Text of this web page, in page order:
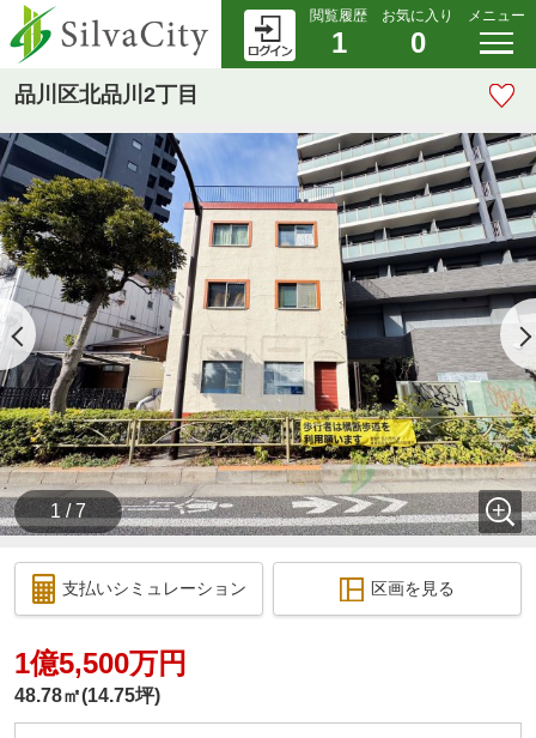
閲覧履歴
1
お気に入り
0
メニュー
品川区北品川2丁目
1 / 7
支払いシミュレーション 区画を見る
1億5,500万円
48.78㎡(14.75坪)